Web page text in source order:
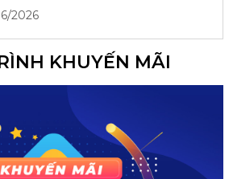
2026
KHUYẾN MÃI